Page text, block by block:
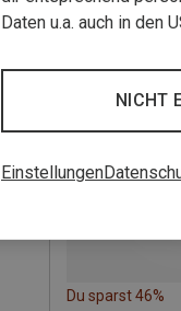
Du sparst 46%
Daten u.a. auch in den
NICHT
Einstellungen